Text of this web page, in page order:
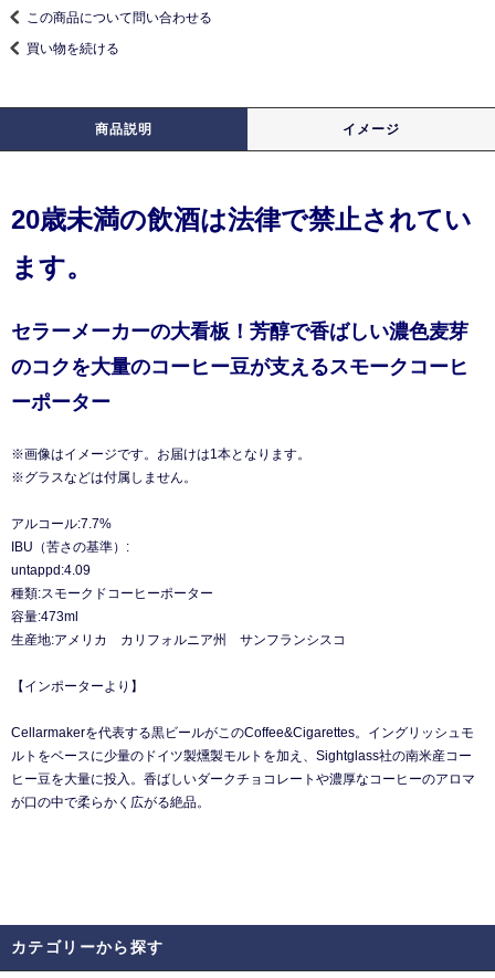
この商品について問い合わせる
買い物を続ける
商品説明 イメージ
20歳未満の飲酒は法律で禁止されてい
ます。
セラーメーカーの大看板！芳醇で香ばしい濃色麦芽
のコクを大量のコーヒー豆が支えるスモークコーヒ
ーポーター
※画像はイメージです。お届けは1本となります。
※グラスなどは付属しません。
アルコール:7.7%
IBU（苦さの基準）:
untappd:4.09
種類:スモークドコーヒーポーター
容量:473ml
生産地:アメリカ カリフォルニア州 サンフランシスコ
【インポーターより】
Cellarmakerを代表する黒ビールがこのCoffee&Cigarettes。イングリッシュモ
ルトをベースに少量のドイツ製燻製モルトを加え、Sightglass社の南米産コー
ヒー豆を大量に投入。香ばしいダークチョコレートや濃厚なコーヒーのアロマ
が口の中で柔らかく広がる絶品。
カテゴリーから探す